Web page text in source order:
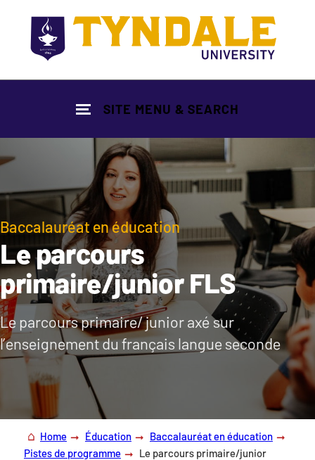
SITE MENU & SEARCH
Baccalauréat en éducation
Le parcours
primaire/junior FLS
Le parcours primaire/ junior axé sur
l’enseignement du français langue seconde
Home Éducation
Baccalauréat en éducation
Pistes de programme
Le parcours primaire/junior